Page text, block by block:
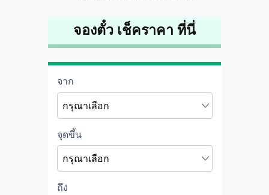
จองตั๋ว เช็คราคา ที่นี่